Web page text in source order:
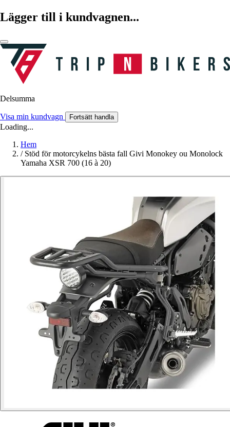
Lägger till i kundvagnen...
Delsumma
Visa min kundvagn Fortsätt handla
Loading...
Hem
/ Stöd för motorcykelns bästa fall Givi Monokey ou Monolock
Yamaha XSR 700 (16 à 20)